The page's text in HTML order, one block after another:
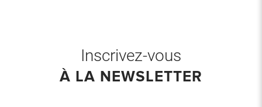
Inscrivez-vous
À LA NEWSLETTER